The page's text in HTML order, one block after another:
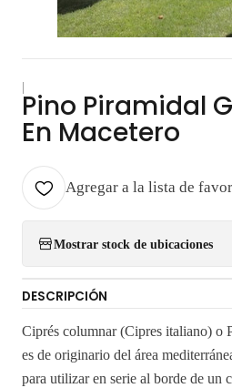
Pino Piramidal
En Macetero
Agregar a la lista de
Mostrar stock de ubicaciones
DESCRIPCIÓN
Ciprés columnar (Cipres italiano) o
es de originario del área
para utilizar en serie al borde de un